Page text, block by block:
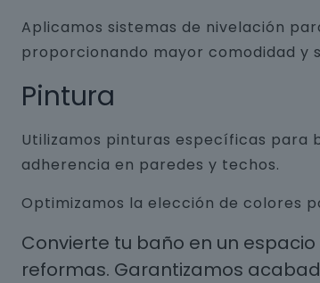
Aplicamos sistemas de nivelación
proporcionando mayor comodidad y
Pintura
Utilizamos pinturas específicas para
adherencia en paredes y techos.
Optimizamos la elección de colores
Convierte tu baño en un
reformas. Garantizamos